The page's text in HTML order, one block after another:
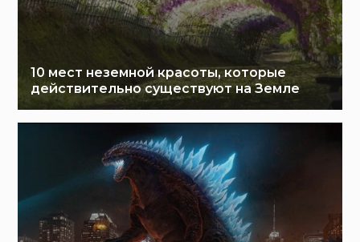
10 мест неземной красоты, которые
действительно существуют на Земле